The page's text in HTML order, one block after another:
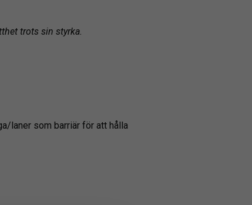
trots sin styrka.
laner som barriär för att hålla